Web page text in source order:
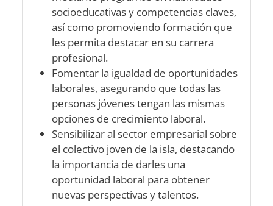
socioeducativas y competencias claves,
así como promoviendo formación que
les permita destacar en su carrera
profesional.
Fomentar la igualdad de oportunidades
laborales, asegurando que todas las
personas jóvenes tengan las mismas
opciones de crecimiento laboral.
Sensibilizar al sector empresarial sobre
el colectivo joven de la isla, destacando
la importancia de darles una
oportunidad laboral para obtener
nuevas perspectivas y talentos.